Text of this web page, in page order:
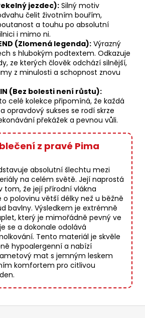
jezdec): Silný motiv
čelit životním bouřím,
a touhu po absolutní
i mimo ni.
(Zlomená legenda): Výrazný
s hlubokým podtextem. Odkazuje
ze kterých člověk odchází silnější,
z minulosti a schopnost znovu
(Bez bolesti není růstu):
celé kolekce připomíná, že každá
opravdový sukses se rodí skrze
překážek a pevnou vůli.
z pravé Pima
absolutní šlechtu mezi
na celém světě. Její naprostá
tom, že její přírodní vlákna
o polovinu větší délky než u běžně
bavlny. Výsledkem je extrémně
který je mimořádně pevný ve
se a dokonale odolává
Tento materiál je skvěle
hypoalergenní a nabízí
mat s jemným leskem
komfortem pro citlivou